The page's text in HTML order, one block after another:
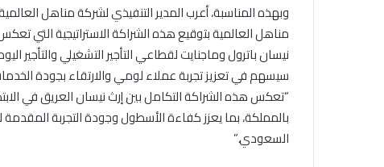
وبهذه المناسبة، أعرب المدير التنفيذي لشركة مناهل
مناهل العالمية بتوقيع هذه الشراكة الاستراتيجية التي
نيسان باترول وماجنايت لقطاعي التأجير التشغيلي والتأجير
سيسهم في تعزيز تجربة عملاء لومي والارتقاء بجودة
“تعكس هذه الشراكة التكامل بين إرث نيسان العريق في
بالمملكة، بما يعزز كفاءة الأسطول وجودة التجربة
السعودي.”